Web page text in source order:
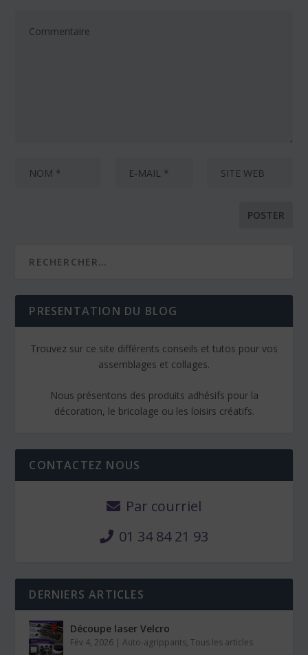
PRESENTATION DU BLOG
Trouvez sur ce site différents conseils et tutos pour vos
assemblages et collages.
Nous présentons des produits adhésifs pour la
décoration, le bricolage ou les loisirs créatifs.
CONTACTEZ NOUS
Par courriel
01 34 84 21 93
DERNIERS ARTICLES
Découpe laser Velcro
Fév 4, 2026 |Auto-agrippants,Tous les articles